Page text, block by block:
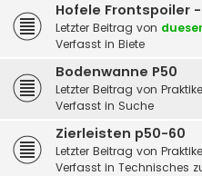
Hofele Frontspoiler
Letzter Beitrag von
Verfasst in Biete
Bodenwanne P50
Letzter Beitrag von
Verfasst in Suche
Zierleisten p50-60
Letzter Beitrag von
Verfasst in Technisches